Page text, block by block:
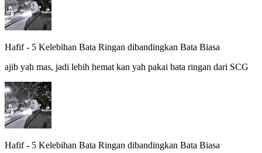
Hafif- 5 Kelebihan Bata Ringan dibandingkan Bata Biasa
ajib yah mas, jadi lebih hemat kan yah pakai bata ringan dari SCG
Hafif- 5 Kelebihan Bata Ringan dibandingkan Bata Biasa